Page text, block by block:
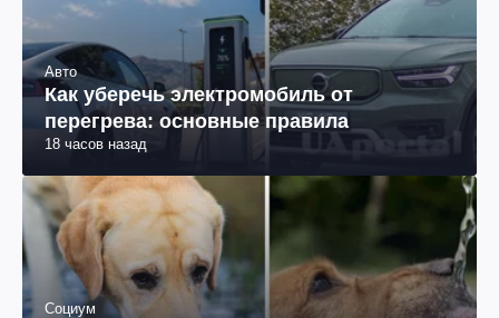
Авто
Как уберечь электромобиль от
перегрева: основные правила
18 часов назад
Социум